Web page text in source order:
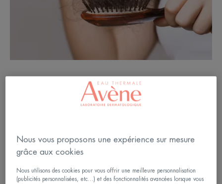
Pourquoi la chimiothérapie fait-
Le principe de la chimiothérapie ? Détruire les
Malheureusement, ce traitement impactera aussi les
Nous vous proposons une expérience sur mesure
grâce aux cookies
Nous utilisons des cookies pour vous offrir une meilleure personnalisation
(publicités personnalisées, etc...) et des fonctionnalités avancées lorsque vous